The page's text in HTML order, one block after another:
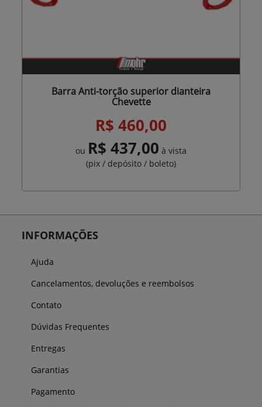
Barra Anti-torção superior dianteira
Chevette
R$ 460,00
ou R$ 437,00 à vista
(pix / depósito / boleto)
INFORMAÇÕES
Ajuda
Cancelamentos, devoluções e reembolsos
Contato
Dúvidas Frequentes
Entregas
Garantias
Pagamento